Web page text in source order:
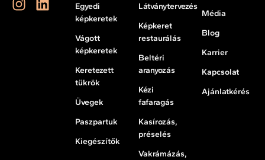
Egyedi
képkeretek
Vágott
képkeretek
Keretezett
tükrök
Üvegek
Paszpartuk
Kiegészítők
Látványtervezés
Képkeret
restaurálás
Beltéri
aranyozás
Kézi
fafaragás
Kasírozás,
préselés
Vakrámázás,
Média
Blog
Karrier
Kapcsolat
Ajánlatkérés